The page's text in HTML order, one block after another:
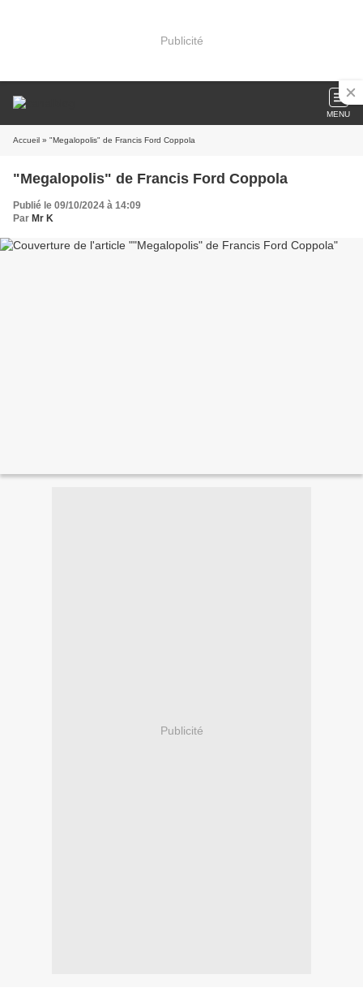
Publicité
MENU
Accueil » "Megalopolis" de Francis Ford Coppola
"Megalopolis" de Francis Ford Coppola
Publié le 09/10/2024 à 14:09
Par Mr K
Publicité